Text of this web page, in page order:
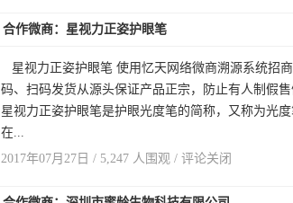
合作微商：星视力正姿护眼笔
星视力正姿护眼笔 使用忆天网络微商溯源系统招
码、扫码发货从源头保证产品正宗，防止有人制假售
星视力正姿护眼笔是护眼光度笔的简称，又称为光度
在...
2017年07月27日 / 5,247 人围观 / 评论关闭